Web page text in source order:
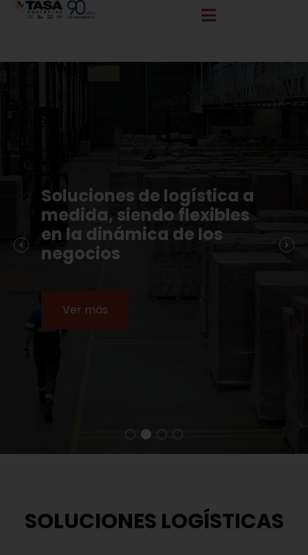
info@tasalogistica.com comercial@tasalogistica.com
Soluciones de logística a
medida, siendo flexibles
en la dinámica de los
negocios
Ver más
SOLUCIONES LOGÍSTICAS